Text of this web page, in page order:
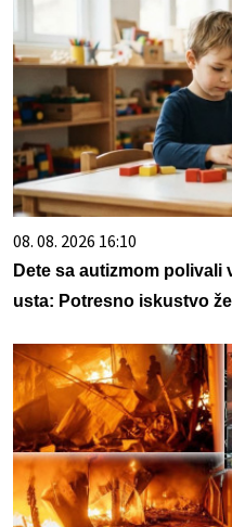
08. 08. 2026 16:10
Dete sa autizmom polivali
usta: Potresno iskustvo